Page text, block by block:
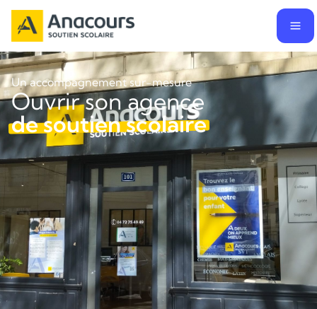
Un accompagnement sur-mesure
Ouvrir son agence
de soutien scolaire